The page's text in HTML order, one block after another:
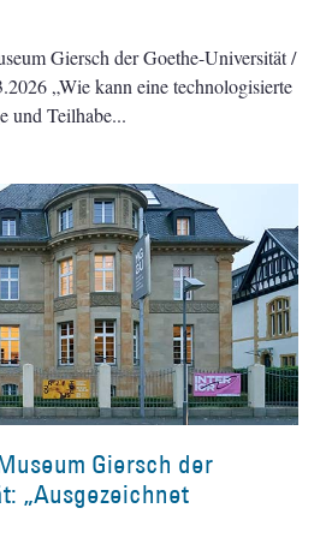
Giersch der Goethe-Universität /
„Wie kann eine technologisierte
und Teilhabe
Giersch der
„Ausgezeichnet